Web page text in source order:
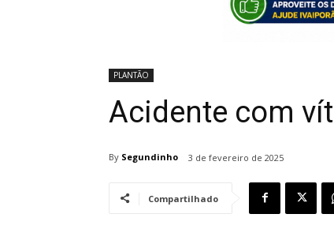
PLANTÃO
Acidente com
By Segundinho 3 de fevereiro de 2025
Compartilhado